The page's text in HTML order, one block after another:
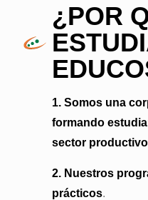
¿POR
1. Somos una
formando
sector productivo
2. Nuestros
prácticos.